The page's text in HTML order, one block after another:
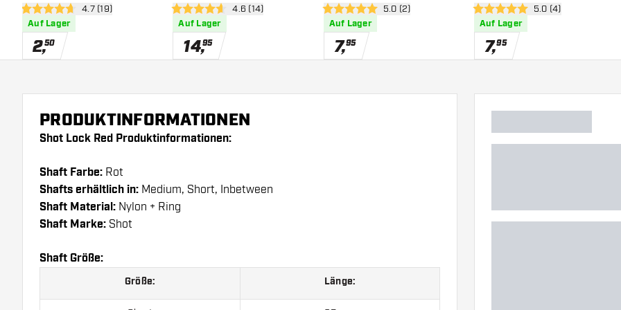
Bewertungsbereich öffnen
4.7 Bewertungssterne
4.7 (19)
Auf Lager
2,50
Bewertungsbereich öffnen
4.6 Bewertungssterne
4.6 (14)
Auf Lager
14,95
Bewertungsbereich öffnen
5 Bewertungssterne
5.0 (2)
Auf Lager
7,95
Bewertungsbereich
5 Bewertungssterne
5.0 (4)
Auf Lager
7,95
PRODUKTINFORMATIONEN
Shot Lock Red Produktinformationen:
Shaft Farbe: Rot
Shafts erhältlich in: Medium, Short, Inbetween
Shaft Material: Nylon + Ring
Shaft Marke: Shot
Shaft Größe:
Größe: Länge: